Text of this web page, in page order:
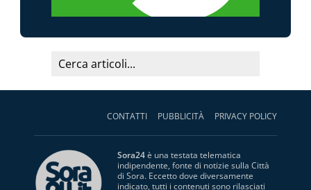
CONTATTI PUBBLICITÀ PRIVACY POLICY
Sora24è una testata telematica
indipendente, fonte di notizie sulla Città
di Sora. Eccetto dove diversamente
indicato, tutti i contenuti sono rilasciati